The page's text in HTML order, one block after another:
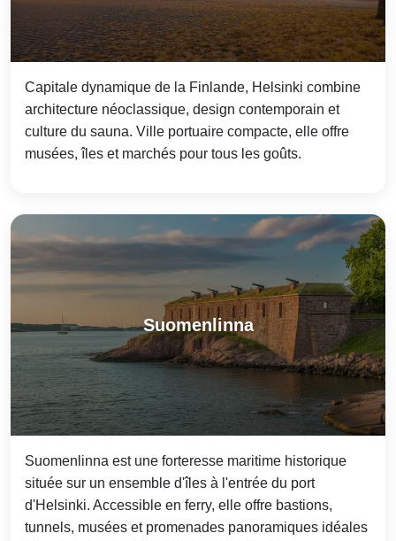
Capitale dynamique de la Finlande, Helsinki combine
architecture néoclassique, design contemporain et
culture du sauna. Ville portuaire compacte, elle offre
musées, îles et marchés pour tous les goûts.
Suomenlinna
Suomenlinna est une forteresse maritime historique
située sur un ensemble d'îles à l'entrée du port
d'Helsinki. Accessible en ferry, elle offre bastions,
tunnels, musées et promenades panoramiques idéales